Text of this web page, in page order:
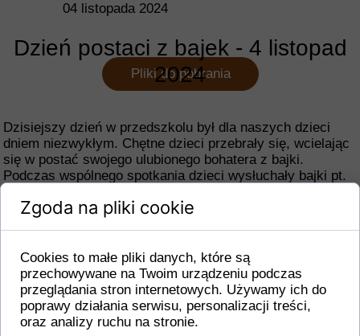
04 listopada 2024
Dzień postaci z bajek - 4 listopad
2024
Dzisiejszy dzień w przedszkolu był dla naszych dzieci
dniem niezwykłym. Chętne dzieci przebrały się, wcielając
się w postać swojego ulubionego bohatera z bajki.
Podczas wspólnego spotkania dzieci wysłuchały bajki pt.
rywalizacjach aby pomóc wyprawić Kopciuszka na bal -
"Smerfy" - wspólnie budowała wioskę Smerfów.
Pliki do pobrania
Zgoda na pliki cookie
Cookies to małe pliki danych, które są
przechowywane na Twoim urządzeniu podczas
przeglądania stron internetowych. Używamy ich do
poprawy działania serwisu, personalizacji treści,
oraz analizy ruchu na stronie.